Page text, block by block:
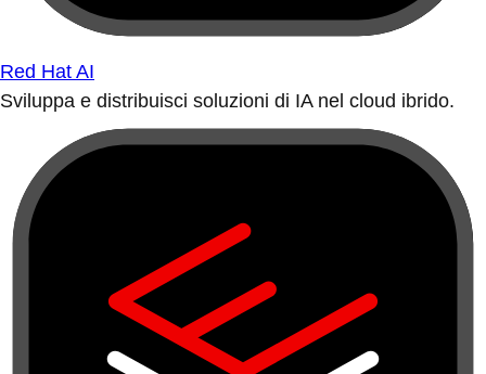
Red Hat AI
Sviluppa e distribuisci soluzioni di IA nel cloud ibrido.